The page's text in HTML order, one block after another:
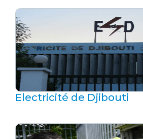
Electricité de Djibouti